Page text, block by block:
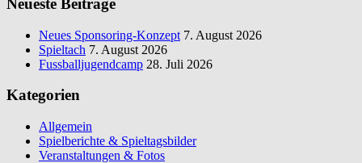
Neueste Beiträge
Neues Sponsoring-Konzept 7. August 2026
Spieltach 7. August 2026
Fussballjugendcamp 28. Juli 2026
Kategorien
Allgemein
Spielberichte & Spieltagsbilder
Veranstaltungen & Fotos